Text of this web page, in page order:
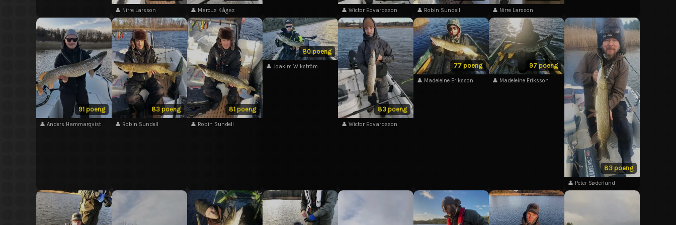
👤 Nirre Larsson 👤 Marcus Kågas 👤 Wictor Edvardsson 👤 Robin Sundell 👤 Nirre Larsson
91 poeng
👤 Anders Hammarqvist
83 poeng
👤 Robin Sundell
81 poeng
👤 Robin Sundell
80 poeng
👤 Joakim Wikström
83 poeng
👤 Wictor Edvardsson
77 poeng
👤 Madeleine Eriksson
97 poeng
👤 Madeleine Eriksson
83 poeng
👤 Peter Søderlund